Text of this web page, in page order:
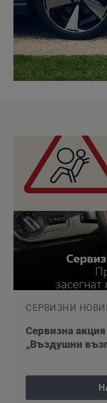
СЕРВИЗНИ
Сервизна
„Въздушни